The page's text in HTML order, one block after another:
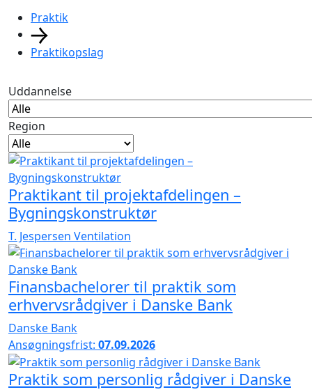
Praktik
Praktikopslag
Uddannelse
Region
Praktikant til projektafdelingen –
Bygningskonstruktør
T. Jespersen Ventilation
Finansbachelorer til praktik som
erhvervsrådgiver i Danske Bank
Danske Bank
Ansøgningsfrist: 07.09.2026
Praktik som personlig rådgiver i Danske